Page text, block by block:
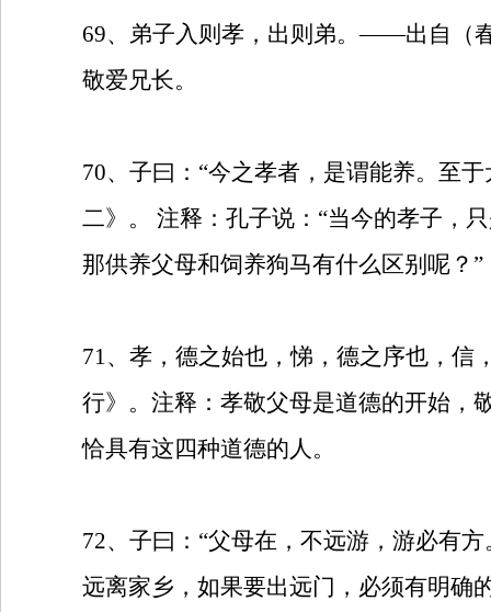
69、弟子入则孝，出则弟。——出自（
敬爱兄长。
70、子曰：“今之孝者，是谓能养。至
二》。
注释：孔子说：“当今的孝子，
那供养父母和饲养狗马有什么区别呢？”
71、孝，德之始也，悌，德之序也，信
行》。注释：孝敬父母是道德的开始，
恰具有这四种道德的人。
72、子曰：“父母在，不远游，游必有
远离家乡，如果要出远门，必须有明确